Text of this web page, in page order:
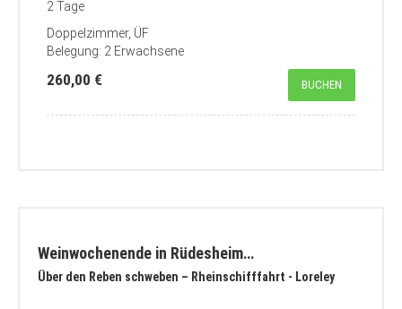
2 Tage
Doppelzimmer, ÜF
Belegung: 2 Erwachsene
260,00 € BUCHEN
Weinwochenende in Rüdesheim…
Über den Reben schweben – Rheinschifffahrt - Loreley